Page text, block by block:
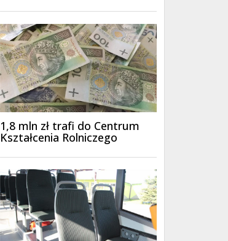
1,8 mln zł trafi do Centrum
Kształcenia Rolniczego